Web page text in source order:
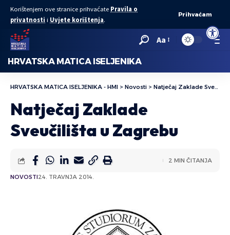
Open
Korištenjem ove stranice prihvaćate Pravila o
privatnosti i Uvjete korištenja.
Prihvaćam
Aa
HRVATSKA MATICA ISELJENIKA
HRVATSKA MATICA ISELJENIKA - HMI > Novosti > Natječaj Zaklade Sveučilišta u Zagrebu
Natječaj Zaklade
Sveučilišta u Zagrebu
NOVOSTI24. TRAVNJA 2014.
2 MIN ČITANJA